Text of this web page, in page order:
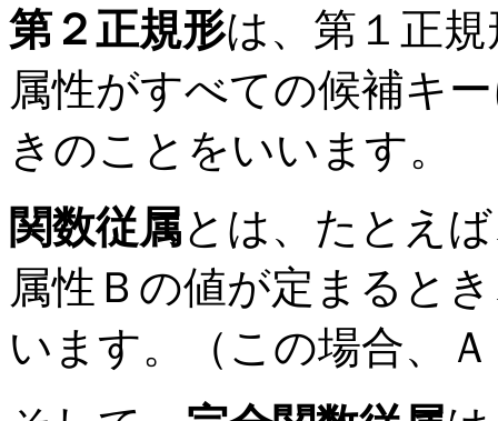
第２正規形は、第１正
属性がすべての候補キ
きのことをいいます。
関数従属とは、たとえ
属性Ｂの値が定まると
います。（この場合、